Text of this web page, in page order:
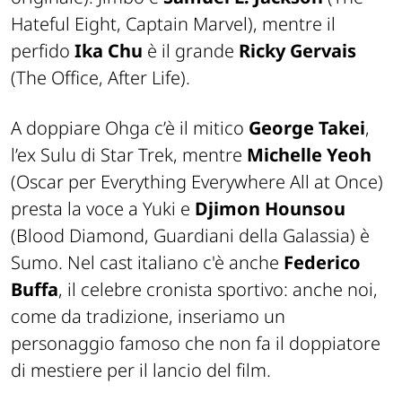
Hateful Eight, Captain Marvel), mentre il
perfido Ika Chu è il grande Ricky Gervais
(The Office, After Life).
A doppiare Ohga c’è il mitico George Takei,
l’ex Sulu di Star Trek, mentre Michelle Yeoh
(Oscar per Everything Everywhere All at Once)
presta la voce a Yuki e Djimon Hounsou
(Blood Diamond, Guardiani della Galassia) è
Sumo. Nel cast italiano c'è anche Federico
Buffa, il celebre cronista sportivo: anche noi,
come da tradizione, inseriamo un
personaggio famoso che non fa il doppiatore
di mestiere per il lancio del film.